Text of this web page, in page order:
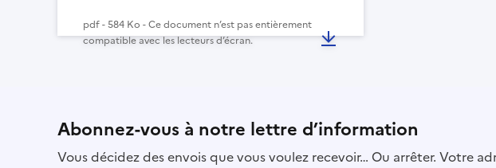
pdf - 584 Ko - Ce document n’est pas entièrement
compatible avec les lecteurs d’écran.
Abonnez-vous à notre lettre d’information
Vous décidez des envois que vous voulez recevoir… Ou arrêter. Votre